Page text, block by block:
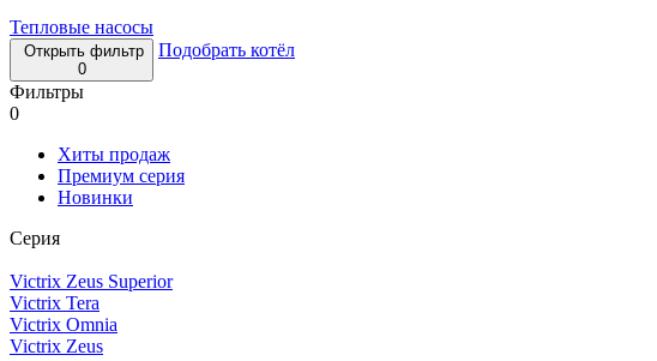
Тепловые насосы
Открыть фильтр
0
Подобрать котёл
Фильтры
0
Хиты продаж
Премиум серия
Новинки
Серия
Victrix Zeus Superior
Victrix Tera
Victrix Omnia
Victrix Zeus